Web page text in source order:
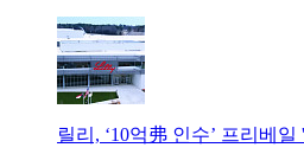
릴리, ‘10억弗 인수’ 프리베